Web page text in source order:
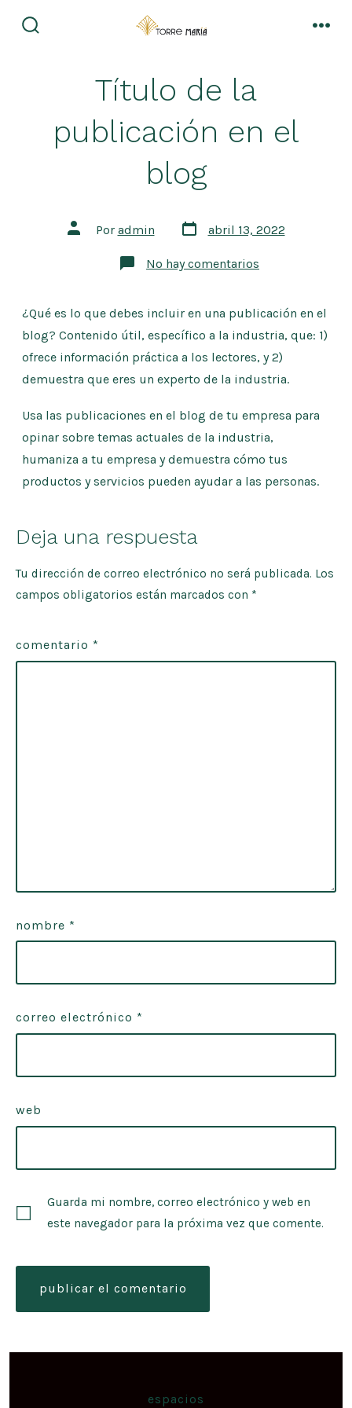
Título de la
publicación en el
blog
Autor
de
Por admin
Fecha
de
abril 13, 2022
No hay comentarios
publicación
el
blog
¿Qué es lo que debes incluir en una publicación en el
blog? Contenido útil, específico a la industria, que: 1)
ofrece información práctica a los lectores, y 2)
demuestra que eres un experto de la industria.
Usa las publicaciones en el blog de tu empresa para
opinar sobre temas actuales de la industria,
humaniza a tu empresa y demuestra cómo tus
productos y servicios pueden ayudar a las personas.
Deja una respuesta
Tu dirección de correo electrónico no será publicada. Los
campos obligatorios están marcados con *
comentario *
nombre *
correo electrónico *
web
Guarda mi nombre, correo electrónico y web en
este navegador para la próxima vez que comente.
espacios